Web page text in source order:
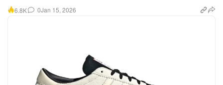
6.8K 0Jan 15, 2026